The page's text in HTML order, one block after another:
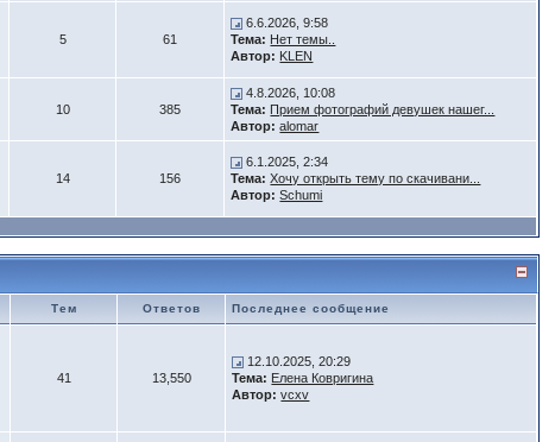
5 61
6.6.2026, 9:58
Тема: Нет темы..
Автор: KLEN
10 385
4.8.2026, 10:08
Тема: Прием фотографий девушек нашег...
Автор: alomar
14 156
6.1.2025, 2:34
Тема: Хочу открыть тему по скачивани...
Автор: Schumi
Тем Ответов Последнее сообщение
41 13,550
12.10.2025, 20:29
Тема: Елена Ковригина
Автор: vcxv